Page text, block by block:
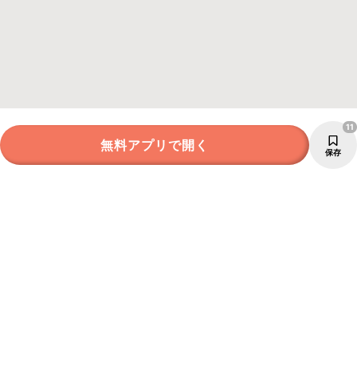
無料アプリで開く 保存
11